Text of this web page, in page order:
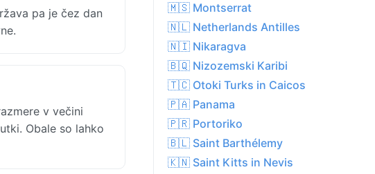
pa je čez dan
v večini
Obale so lahko
🇲🇸 Montserrat
🇳🇱 Netherlands Antilles
🇳🇮 Nikaragva
🇧🇶 Nizozemski Karibi
🇹🇨 Otoki Turks in Caicos
🇵🇦 Panama
🇵🇷 Portoriko
🇧🇱 Saint Barthélemy
🇰🇳 Saint Kitts in Nevis